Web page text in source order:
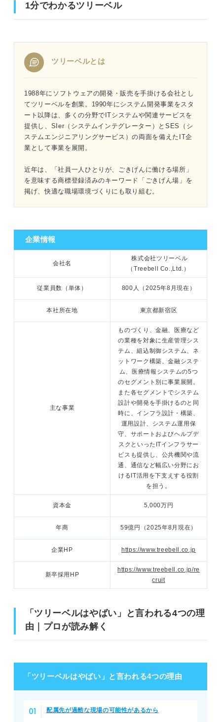
1分でわかるツリーベル
ツリーベルとは
1988年にソフトウェアの開発・販売を手掛ける会社とし
てツリーベルを創業。1990年にシステム開発事業をスタ
ート以降は、多くの分野でITシステムや関連サービスを
提供し、SIer（システムインテグレーター）とSES（シ
ステムエンジニアリングサービス）の両面を備えたIT企
業として事業を展開。
近年は、「社員一人ひとりが、ごきげんに働ける場所」
を意味する商標登録済みのキーワード「ごきげん場」を
掲げ、快適な職場環境づくりにも取り組む。
会社名
株式会社ツリーベル
（Treebell Co.,Ltd.）
従業員数（単体） 800人（2025年8月現在）
本社所在地 東京都新宿区
主な事業
ものづくり、金融、医療など
の業種を対象に生産管理シス
テム、組込制御システム、ネ
ットワーク構築、金融システ
ム、医療情報システムの5つ
のセグメント別に事業展開。
また各セグメントでシステム
設計や開発を手掛けるのと同
時に、インフラ設計・構築、
運用設計、システム運用保
守、サポートおよびヘルプデ
スクといったITインフラサー
ビスも提供し、公共機関や流
通、通信など幅広い分野にお
けるIT活用を下支えする役割
を担う。
資本金 5,000万円
年商 59億円（2025年8月現在）
企業HP https://www.treebell.co.jp
新卒採用HP
https://www.treebell.co.jp/re
cruit
企業情報
「ツリーベルはやばい」と言われる4つの理
由｜プロが読み解く
「ツリーベルはやばい」と言われる4つの理由
配属先が過酷な現場の可能性があるから
1分でわかるツリーベル
「ツリーベルはやばい」と言われる4つの理由｜プロが読
み解く
①配属先が過酷な現場の可能性があるから
➁給料が安く報酬面が不十分だと思えるから
③評価制度に納得感が得られないから
会社の総合的な評価と自分のキャリア観をすり合わせが重